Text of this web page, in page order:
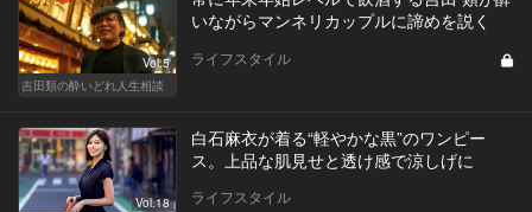
Vol.5
吉田類の酔いどれ人生相談
いながらマンネリカップルに諦めを説く
ライフスタイル
Vol.18
白石麻衣が着る“軽やかな黒”のワンピー
ス。上品な肌見せと透け感で涼しげに
ライフスタイル